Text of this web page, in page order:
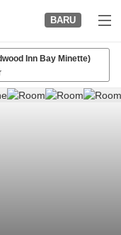
BARU
Inn Bay Minette)